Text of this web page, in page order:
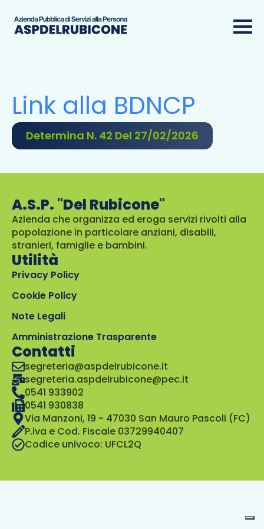
Link alla BDNCP
Determina N. 42 Del 27/02/2026
A.S.P. "Del Rubicone"
Azienda che organizza ed eroga servizi rivolti alla
popolazione in particolare anziani, disabili,
stranieri, famiglie e bambini.
Utilità
Privacy Policy
Cookie Policy
Note Legali
Amministrazione Trasparente
Contatti
segreteria@aspdelrubicone.it
segreteria.aspdelrubicone@pec.it
0541 933902
0541 930838
Via Manzoni, 19 - 47030 San Mauro Pascoli (FC)
P.iva e Cod. Fiscale 03729940407
Codice univoco: UFCL2Q